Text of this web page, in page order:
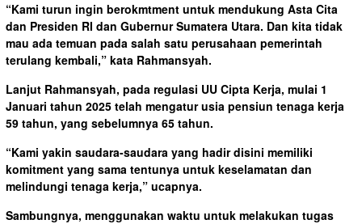
“Kami turun ingin berokmtment untuk mendukung Asta Cita
dan Presiden RI dan Gubernur Sumatera Utara. Dan kita tidak
mau ada temuan pada salah satu perusahaan pemerintah
terulang kembali,” kata Rahmansyah.
Lanjut Rahmansyah, pada regulasi UU Cipta Kerja, mulai 1
Januari tahun 2025 telah mengatur usia pensiun tenaga kerja
59 tahun, yang sebelumnya 65 tahun.
“Kami yakin saudara-saudara yang hadir disini memiliki
komitment yang sama tentunya untuk keselamatan dan
melindungi tenaga kerja,” ucapnya.
Sambungnya, menggunakan waktu untuk melakukan tugas